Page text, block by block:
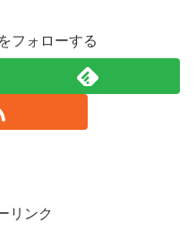
フォローする
リンク